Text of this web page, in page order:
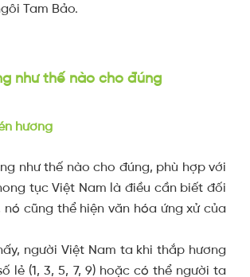
Tam Bảo.
như thế nào cho đúng
hương
như thế nào cho đúng, phù hợp với
tục Việt Nam là điều cần biết đối
cũng thể hiện văn hóa ứng xử của
người Việt Nam ta khi thắp hương
lẻ (1, 3, 5, 7, 9) hoặc có thể người ta